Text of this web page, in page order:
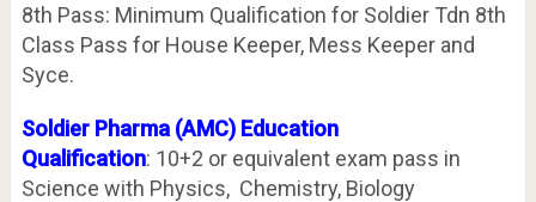
8th Pass: Minimum Qualification for Soldier Tdn 8th
Class Pass for House Keeper, Mess Keeper and
Syce.
Soldier Pharma (AMC) Education
Qualification: 10+2 or equivalent exam pass in
Science with Physics, Chemistry, Biology